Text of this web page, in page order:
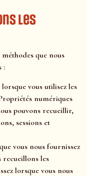
les
que nous
:
vous utilisez les
numériques
pouvons recueillir,
sessions et
vous nous fournissez
recueillons les
lorsque vous nous